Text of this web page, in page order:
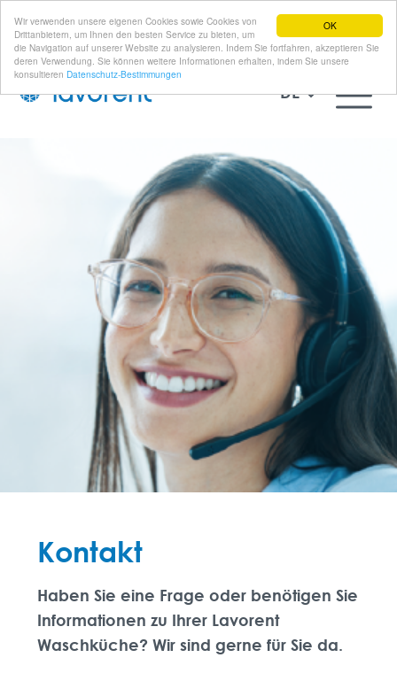
OK
Wir verwenden unsere eigenen Cookies sowie Cookies von
Drittanbietern, um Ihnen den besten Service zu bieten, um
die Navigation auf unserer Website zu analysieren. Indem Sie fortfahren, akzeptieren Sie
deren Verwendung. Sie können weitere Informationen erhalten, indem Sie unsere
konsultieren Datenschutz-Bestimmungen
DE
Kontakt
Haben Sie eine Frage oder benötigen Sie
Informationen zu Ihrer Lavorent
Waschküche? Wir sind gerne für Sie da.